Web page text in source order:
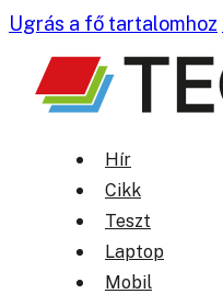
Ugrás a fő tartalomhoz
Hír
Cikk
Teszt
Laptop
Mobil